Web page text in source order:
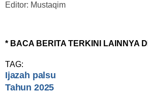
Editor: Mustaqim
* BACA BERITA TERKINI LAINNYA DI
TAG:
Ijazah palsu
Tahun 2025